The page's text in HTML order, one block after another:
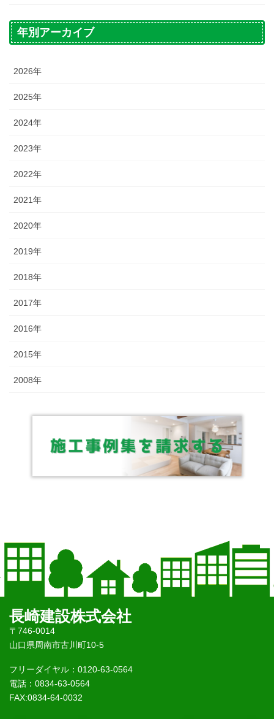
年別アーカイブ
2026年
2025年
2024年
2023年
2022年
2021年
2020年
2019年
2018年
2017年
2016年
2015年
2008年
長崎建設株式会社
〒746-0014
山口県周南市古川町10-5
フリーダイヤル：0120-63-0564
電話：0834-63-0564
FAX:0834-64-0032